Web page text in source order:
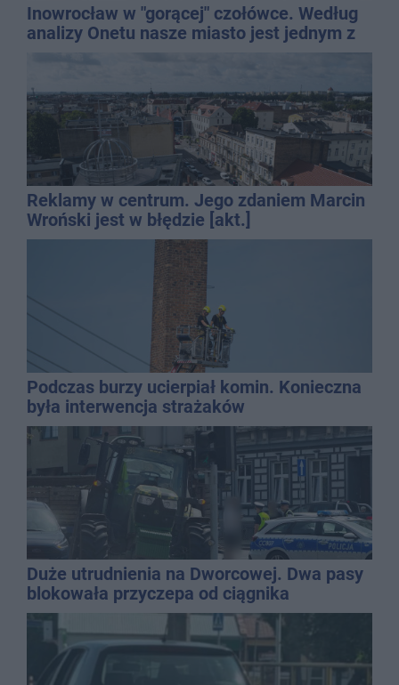
Inowrocław w "gorącej" czołówce. Według
analizy Onetu nasze miasto jest jednym z
Reklamy w centrum. Jego zdaniem Marcin
Wroński jest w błędzie [akt.]
Podczas burzy ucierpiał komin. Konieczna
była interwencja strażaków
Duże utrudnienia na Dworcowej. Dwa pasy
blokowała przyczepa od ciągnika